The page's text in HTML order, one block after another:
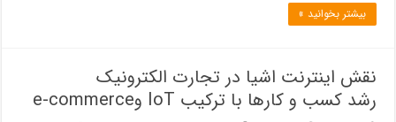
بیشتر بخوانید »
نقش اینترنت اشیا در تجارت الکترونیک
رشد کسب و کارها با ترکیب IoT وe-commerce